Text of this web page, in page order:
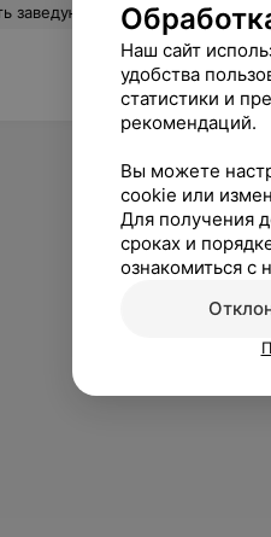
помощь. Больше бы таких внимательных и отзывчивых врачей. Они особенно нужны в настоящее время!!! Также хочу сказать спасибо участковому врачу Максимчик Л.А. за ее терпение. Когда ей позвонишь, а при COVID, вопросов всегда много и каждый день они новые, Лариса Александровна всегда терпеливо выслушает жалобы, просмотрит результаты исследований и проконсультирует. А
Наш сайт
удобства
статистики и
рекомендаций.
Вы можете
cookie или
Для получения
сроках и
ознакомиться с